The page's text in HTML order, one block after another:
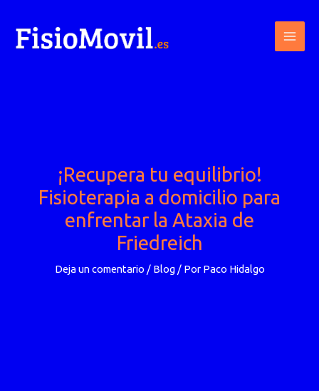
contenido
¡Recupera tu equilibrio!
Fisioterapia a domicilio para
enfrentar la Ataxia de
Friedreich
Deja un comentario / Blog/ Por Paco Hidalgo